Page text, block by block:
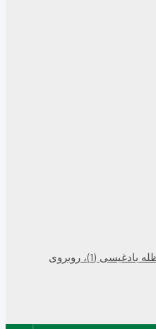
هرات، غرب پارک ترقی، حنظله بادغیسی (1)، روبروی